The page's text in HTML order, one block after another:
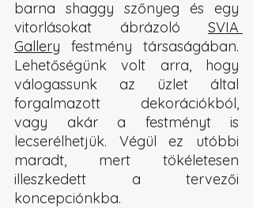
barna shaggy szőnyeg és egy
vitorlásokat ábrázoló SVIA
Gallery festmény társaságában.
Lehetőségünk volt arra, hogy
válogassunk az üzlet által
forgalmazott dekorációkból,
vagy akár a festményt is
lecserélhetjük. Végül ez utóbbi
maradt, mert tökéletesen
illeszkedett a tervezői
koncepciónkba.